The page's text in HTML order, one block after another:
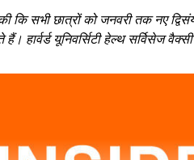
की कि सभी छात्रों को जनवरी तक नए
हार्वर्ड यूनिवर्सिटी हेल्थ सर्विसेज